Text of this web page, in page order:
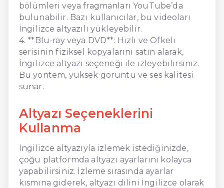
bölümleri veya fragmanları YouTube’da
bulunabilir. Bazı kullanıcılar, bu videoları
İngilizce altyazılı yükleyebilir.
4. **Blu-ray veya DVD**: Hızlı ve Öfkeli
serisinin fiziksel kopyalarını satın alarak,
İngilizce altyazı seçeneği ile izleyebilirsiniz.
Bu yöntem, yüksek görüntü ve ses kalitesi
sunar.
Altyazı Seçeneklerini
Kullanma
İngilizce altyazıyla izlemek istediğinizde,
çoğu platformda altyazı ayarlarını kolayca
yapabilirsiniz. İzleme sırasında ayarlar
kısmına giderek, altyazı dilini İngilizce olarak